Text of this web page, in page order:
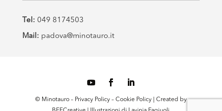
Tel: 049 8174503
Mail: padova@minotauro.it
© Minotauro – Privacy Policy– Cookie Policy
| Created by